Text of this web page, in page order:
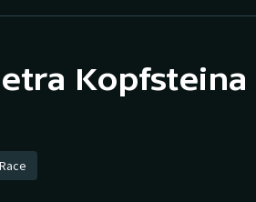
Baseball a softbal
Kopfsteina